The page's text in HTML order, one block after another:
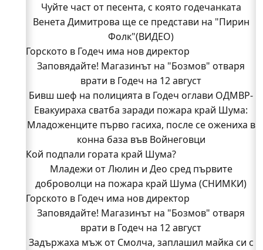
Чуйте част от песента, с която годечанката
Венета Димитрова ще се представи на "Пирин
Фолк"(ВИДЕО)
Горското в Годеч има нов директор
Заповядайте! Магазинът на "Бозмов" отваря
врати в Годеч на 12 август
Бивш шеф на полицията в Годеч оглави ОДМВР-
Видин
Кой подпали гората край Шума?
Младежи от Люлин и Део сред първите
доброволци на пожара край Шума (СНИМКИ)
Началникът на пожарната в Годеч благодари
поименно на всички, които бяха рамо до рамо с
огнеборците!
150 декара гори, треви и храсти изгоряха край
Годеч, десетки доброволци се хвърлиха в
битката с огъня (СНИМКИ/ВИДЕО)
Евакуираха сватба заради пожара край Шума:
Младоженците първо гасиха, после се ожениха в
конна база във Войнеговци
Кой подпали гората край Шума?
Младежи от Люлин и Део сред първите
доброволци на пожара край Шума (СНИМКИ)
Горското в Годеч има нов директор
Заповядайте! Магазинът на "Бозмов" отваря
врати в Годеч на 12 август
Задържаха мъж от Смолча, заплашил майка си с